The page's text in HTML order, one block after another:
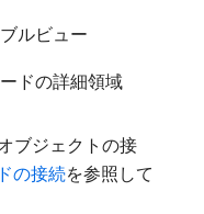
ルビュー
ドの詳細領域
ブジェクトの接
の接続を参照して